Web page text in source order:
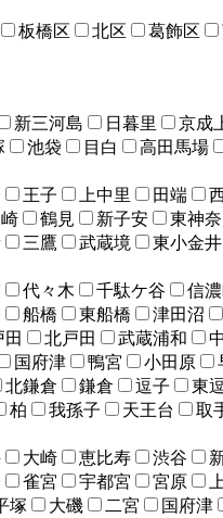
板橋区 北区 葛飾区
新三河島 日暮里
京成
池袋 目白 高田馬場
王子 上中里 田端
鶴見 新子安 東神奈
三鷹 武蔵境 東小金井
代々木 千駄ケ谷 信
船橋 東船橋 津田沼
田 北戸田 武蔵浦和
国府津 鴨宮 小田原
北鎌倉 鎌倉 逗子 東
柏 我孫子 天王台 取
大崎 恵比寿 渋谷
雀宮 宇都宮 宮原
塚 大磯 二宮 国府津